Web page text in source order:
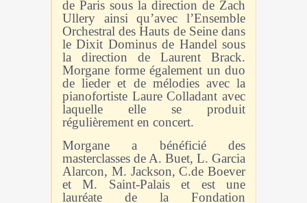
de Paris sous la direction de Zach
Ullery ainsi qu’avec l’Ensemble
Orchestral des Hauts de Seine dans
le Dixit Dominus de Handel sous
la direction de Laurent Brack.
Morgane forme également un duo
de lieder et de mélodies avec la
pianofortiste Laure Colladant avec
laquelle elle se produit
régulièrement en concert.
Morgane a bénéficié des
masterclasses de A. Buet, L. Garcia
Alarcon, M. Jackson, C.de Boever
et M. Saint-Palais et est une
lauréate de la Fondation